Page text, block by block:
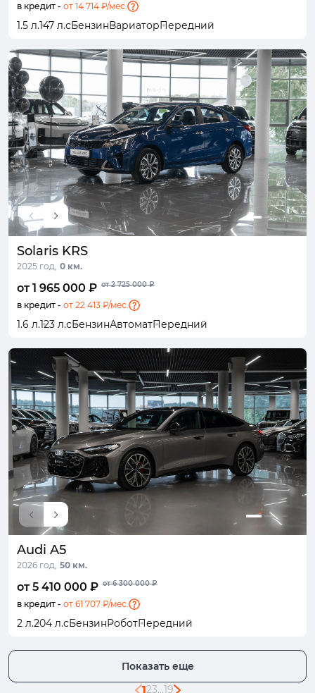
в кредит - от 14 714 ₽/мес.
1.5 л.147 л.сБензинВариаторПередний
Solaris KRS
2025 год, 0 км.
от 1 965 000 ₽ от 2 725 000 ₽
в кредит - от 22 413 ₽/мес.
1.6 л.123 л.сБензинАвтоматПередний
Audi A5
2026 год, 50 км.
от 5 410 000 ₽ от 6 300 000 ₽
в кредит - от 61 707 ₽/мес.
2 л.204 л.сБензинРоботПередний
123...19
Показать еще